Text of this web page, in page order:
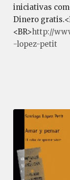
iniciativas
Dinero
<BR>http://
-lopez-petit